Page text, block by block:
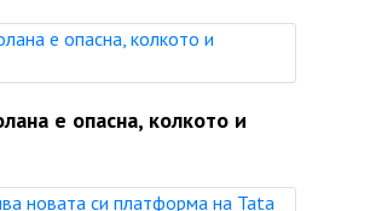
е опасна, колкото и